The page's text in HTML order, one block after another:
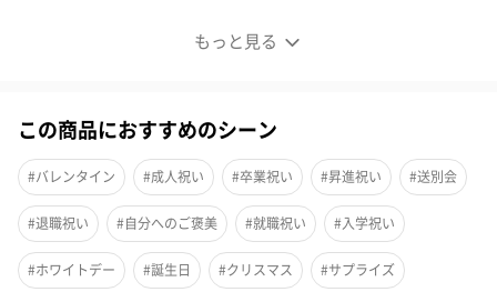
もっと見る
上質な植物オイル配合のハンドクリーム
この商品におすすめのシーン
#バレンタイン #成人祝い #卒業祝い #昇進祝い #送別会
#退職祝い #自分へのご褒美 #就職祝い #入学祝い
#ホワイトデー #誕生日 #クリスマス #サプライズ